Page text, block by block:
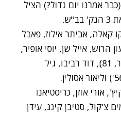
אמרנו יום גדול?) הציל
קאלה, אביתר אילוז, פאבל
הרוש, אייל שן, יוסי אופיר,
מאור מליקסון (סיראז' נאסר, 81), דוד רביבו, גיל
אורי אוזן, כריסטיאנו
צ'קול, סטיבן קינג, עידן